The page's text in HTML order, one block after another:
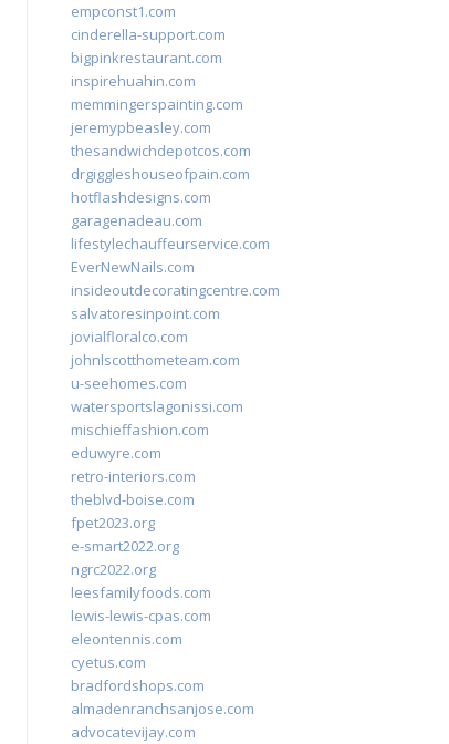
empconst1.com
cinderella-support.com
bigpinkrestaurant.com
inspirehuahin.com
memmingerspainting.com
jeremypbeasley.com
thesandwichdepotcos.com
drgiggleshouseofpain.com
hotflashdesigns.com
garagenadeau.com
lifestylechauffeurservice.com
EverNewNails.com
insideoutdecoratingcentre.com
salvatoresinpoint.com
jovialfloralco.com
johnlscotthometeam.com
u-seehomes.com
watersportslagonissi.com
mischieffashion.com
eduwyre.com
retro-interiors.com
theblvd-boise.com
fpet2023.org
e-smart2022.org
ngrc2022.org
leesfamilyfoods.com
lewis-lewis-cpas.com
eleontennis.com
cyetus.com
bradfordshops.com
almadenranchsanjose.com
advocatevijay.com